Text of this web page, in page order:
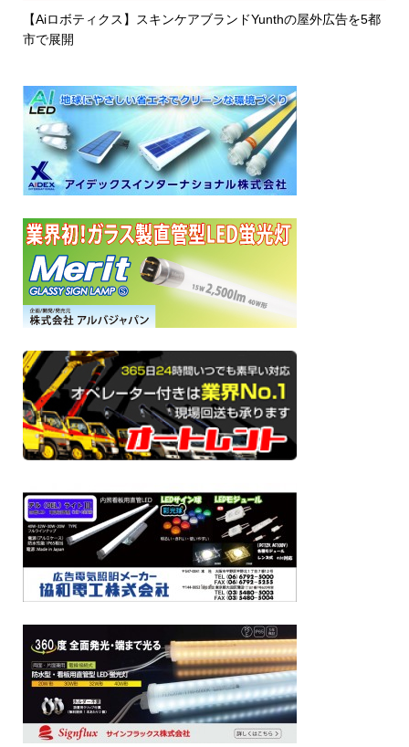
【Aiロボティクス】スキンケアブランドYunthの屋外広告を5都
市で展開